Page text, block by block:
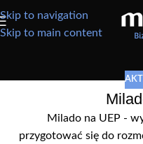
Skip to navigation
Skip to main content
Milado na UEP -
przygotować się do